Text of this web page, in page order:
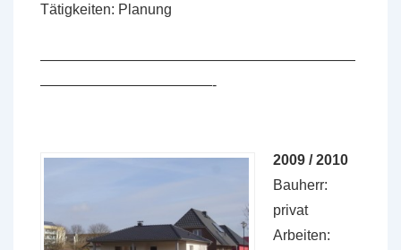
Tätigkeiten: Planung
——————————————————————
————————————-
2009 / 2010
Bauherr:
privat
Arbeiten: